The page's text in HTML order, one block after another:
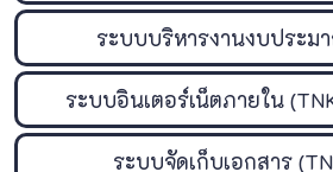
ระบบบริหารงานงบประม
ระบบอินเตอร์เน็ตภายใน
ระบบจัดเก็บเอกสาร